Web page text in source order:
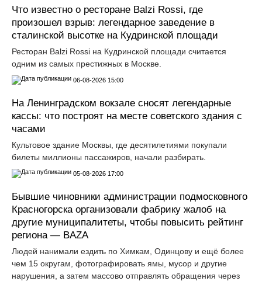
Что известно о ресторане Balzi Rossi, где
произошел взрыв: легендарное заведение в
сталинской высотке на Кудринской площади
Ресторан Balzi Rossi на Кудринской площади считается
одним из самых престижных в Москве.
06-08-2026 15:00
На Ленинградском вокзале сносят легендарные
кассы: что построят на месте советского здания с
часами
Культовое здание Москвы, где десятилетиями покупали
билеты миллионы пассажиров, начали разбирать.
05-08-2026 17:00
Бывшие чиновники администрации подмосковного
Красногорска организовали фабрику жалоб на
другие муниципалитеты, чтобы повысить рейтинг
региона — BAZA
Людей нанимали ездить по Химкам, Одинцову и ещё более
чем 15 округам, фотографировать ямы, мусор и другие
нарушения, а затем массово отправлять обращения через